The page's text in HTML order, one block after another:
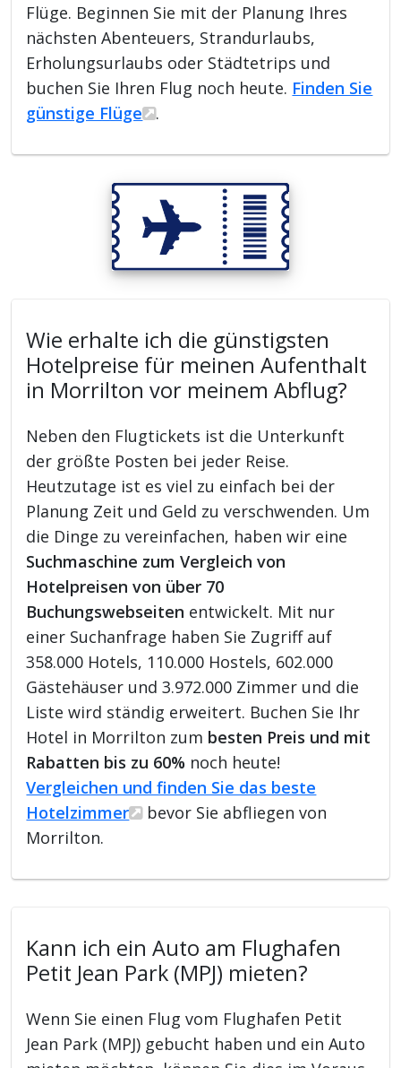
Flüge. Beginnen Sie mit der Planung Ihres
nächsten Abenteuers, Strandurlaubs,
Erholungsurlaubs oder Städtetrips und
buchen Sie Ihren Flug noch heute. Finden Sie
günstige Flüge
.
Wie erhalte ich die günstigsten
Hotelpreise für meinen Aufenthalt
in Morrilton vor meinem Abflug?
Neben den Flugtickets ist die Unterkunft
der größte Posten bei jeder Reise.
Heutzutage ist es viel zu einfach bei der
Planung Zeit und Geld zu verschwenden. Um
die Dinge zu vereinfachen, haben wir eine
Suchmaschine zum Vergleich von
Hotelpreisen von über 70
Buchungswebseiten entwickelt. Mit nur
einer Suchanfrage haben Sie Zugriff auf
358.000 Hotels, 110.000 Hostels, 602.000
Gästehäuser und 3.972.000 Zimmer und die
Liste wird ständig erweitert. Buchen Sie Ihr
Hotel in Morrilton zum besten Preis und mit
Rabatten bis zu 60% noch heute!
Vergleichen und finden Sie das beste
Hotelzimmer
bevor Sie abfliegen von
Morrilton.
Kann ich ein Auto am Flughafen
Petit Jean Park (MPJ) mieten?
Wenn Sie einen Flug vom Flughafen Petit
Jean Park (MPJ) gebucht haben und ein Auto